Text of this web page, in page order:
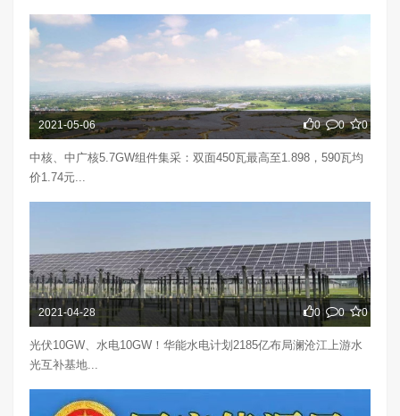
2021-05-06 0 0 0
中核、中广核5.7GW组件集采：双面450瓦最高至1.898，590瓦均
价1.74元...
2021-04-28 0 0 0
光伏10GW、水电10GW！华能水电计划2185亿布局澜沧江上游水
光互补基地...